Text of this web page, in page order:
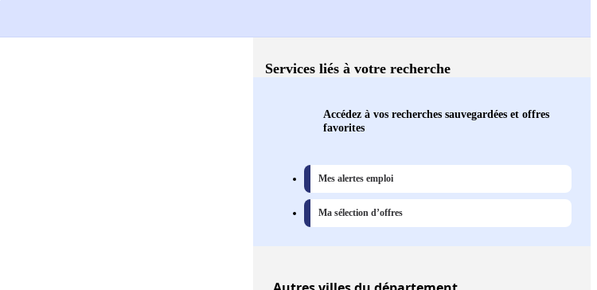
Services liés à votre recherche
Accédez à vos recherches sauvegardées et offres
favorites
Mes alertes emploi
Ma sélection d’offres